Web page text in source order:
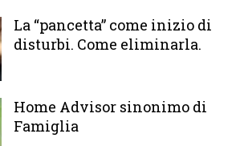
La “pancetta” come inizio di
disturbi. Come eliminarla.
Home Advisor sinonimo di
Famiglia